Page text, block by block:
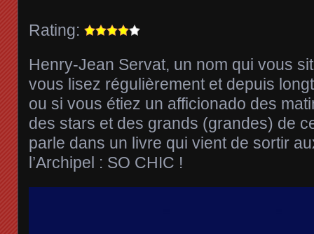
Rating:
Henry-Jean Servat, un nom qui vous
vous lisez régulièrement et depuis
ou si vous étiez un afficionado des
des stars et des grands (grandes) de
parle dans un livre qui vient de sortir
l’Archipel : SO CHIC !